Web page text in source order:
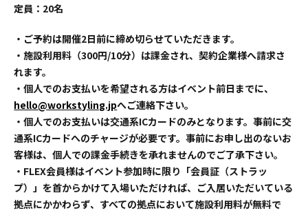
定員：20名
・ご予約は開催2日前に締め切らせていただきます。
・施設利用料（300円/10分）は課金され、契約企業様へ請求さ
れます。
・個人でのお支払いを希望される方はイベント前日までに、
hello@workstyling.jpへご連絡下さい。
・個人でのお支払いは交通系ICカードのみとなります。事前に交
通系ICカードへのチャージが必要です。事前にお申し出のないお
客様は、個人での課金手続きを承れませんのでご了承下さい。
・FLEX会員様はイベント参加時に限り「会員証（ストラッ
プ）」を首からかけて入場いただければ、ご入居いただいている
拠点にかかわらず、すべての拠点において施設利用料が無料で